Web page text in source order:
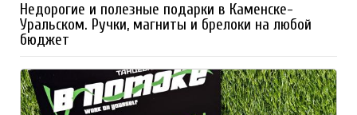
Недорогие и полезные подарки в Каменске-
Уральском. Ручки, магниты и брелоки на любой
бюджет